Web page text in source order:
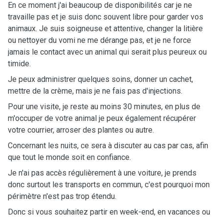
En ce moment j'ai beaucoup de disponibilités car je ne
travaille pas et je suis donc souvent libre pour garder vos
animaux. Je suis soigneuse et attentive, changer la litière
ou nettoyer du vomi ne me dérange pas, et je ne force
jamais le contact avec un animal qui serait plus peureux ou
timide.
Je peux administrer quelques soins, donner un cachet,
mettre de la crème, mais je ne fais pas d'injections.
Pour une visite, je reste au moins 30 minutes, en plus de
m'occuper de votre animal je peux également récupérer
votre courrier, arroser des plantes ou autre.
Concernant les nuits, ce sera à discuter au cas par cas, afin
que tout le monde soit en confiance.
Je n'ai pas accès régulièrement à une voiture, je prends
donc surtout les transports en commun, c'est pourquoi mon
périmètre n'est pas trop étendu.
Donc si vous souhaitez partir en week-end, en vacances ou